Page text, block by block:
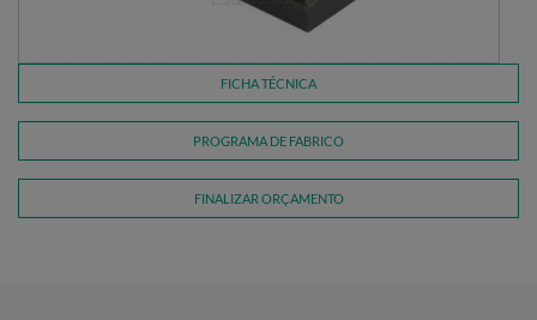
FICHA TÉCNICA
PROGRAMA DE FABRICO
FINALIZAR ORÇAMENTO